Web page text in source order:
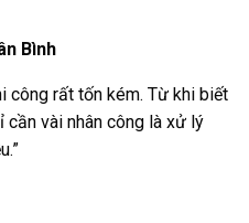
Bình
công rất tốn kém. Từ khi biết
vài nhân công là xử lý